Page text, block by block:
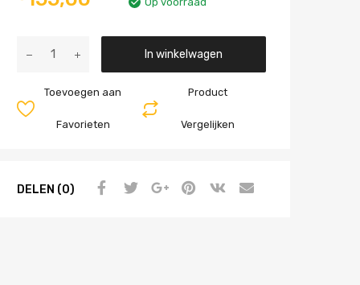
In winkelwagen
Product
Vergelijken
Toevoegen aan
Favorieten
DELEN (0)